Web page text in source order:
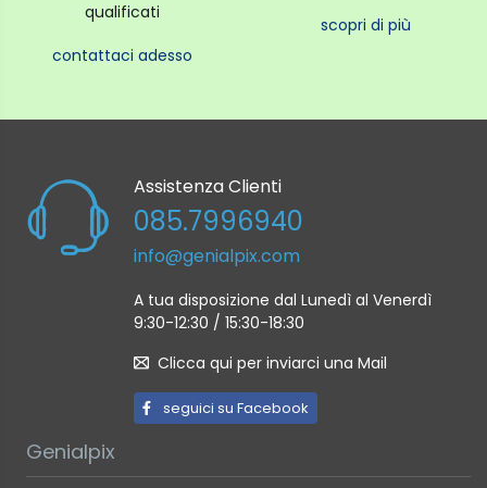
qualificati
contattaci adesso
scopri di più
Assistenza Clienti
085.7996940
info@genialpix.com
A tua disposizione dal Lunedì al Venerdì
9:30-12:30 / 15:30-18:30
Clicca qui per inviarci una Mail
seguici su Facebook
Genialpix